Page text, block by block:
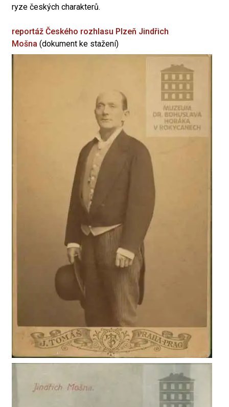
ryze českých charakterů.
reportáž Českého rozhlasu Plzeň Jindřich
Mošna (dokument ke stažení)